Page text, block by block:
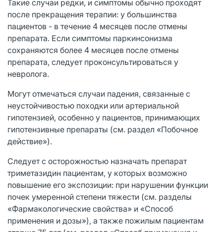
Такие случаи редки, и симптомы обычно проходят
после прекращения терапии: у большинства
пациентов - в течение 4 месяцев после отмены
препарата. Если симптомы паркинсонизма
сохраняются более 4 месяцев после отмены
препарата, следует проконсультироваться у
невролога.
Могут отмечаться случаи падения, связанные с
неустойчивостью походки или артериальной
гипотензией, особенно у пациентов, принимающих
гипотензивные препараты (см. раздел «Побочное
действие»).
Следует с осторожностью назначать препарат
триметазидин пациентам, у которых возможно
повышение его экспозиции: при нарушении функции
почек умеренной степени тяжести (см. разделы
«Фармакологические свойства» и «Способ
применения и дозы»), а также пожилым пациентам